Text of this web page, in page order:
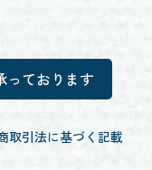
っております
取引法に基づく記載